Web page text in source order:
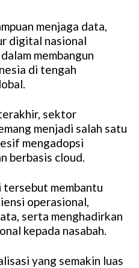
menjaga data,
digital nasional
membangun
di tengah
sektor
menjadi salah satu
mengadopsi
berbasis cloud.
membantu
operasional,
serta menghadirkan
kepada nasabah.
yang semakin luas